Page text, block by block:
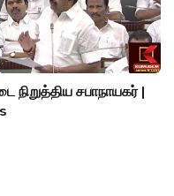
நிறுத்திய சபாநாயகர் |